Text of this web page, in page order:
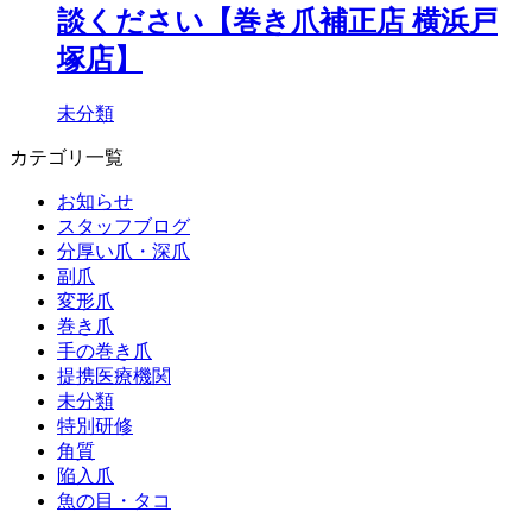
談ください【巻き爪補正店 横浜戸
塚店】
未分類
カテゴリ一覧
お知らせ
スタッフブログ
分厚い爪・深爪
副爪
変形爪
巻き爪
手の巻き爪
提携医療機関
未分類
特別研修
角質
陥入爪
魚の目・タコ